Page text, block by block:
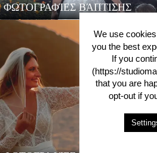
ΦΩΤΟΓΡΑΦΊΕΣ ΒΆΠΤΙΣΗΣ
We use
you the best
If you
(https://
that you are
opt-out if